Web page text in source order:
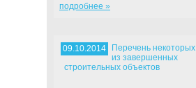
подробнее »
09.10.2014
Перечень некоторых
из завершенных
строительных объектов